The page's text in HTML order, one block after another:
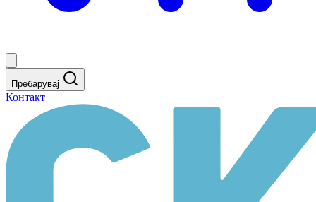
Пребарувај
Контакт